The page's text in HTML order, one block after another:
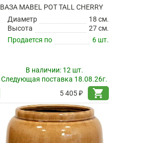
ВАЗА MABEL POT TALL CHERRY
Диаметр
18 см.
Высота
27 см.
Продается по
6 шт.
В наличии: 12 шт.
Следующая поставка 18.08.26г.
5 405 ₽
shopping_cart